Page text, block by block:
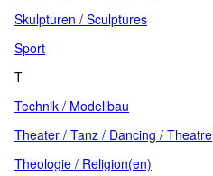
Skulpturen / Sculptures
Sport
T
Technik / Modellbau
Theater / Tanz / Dancing / Theatre
Theologie / Religion(en)